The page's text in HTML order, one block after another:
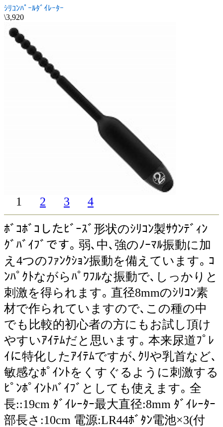
ｼﾘｺﾝﾊﾟｰﾙﾀﾞｲﾚｰﾀｰ
\3,920
1 2 3 4
ﾎﾞｺﾎﾞｺしたﾋﾞｰｽﾞ形状のｼﾘｺﾝ製ｻｳﾝﾃﾞｨﾝ
ｸﾞﾊﾞｲﾌﾞです｡ 弱､中､強のﾉｰﾏﾙ振動に加
え4つのﾌｧﾝｸｼｮﾝ振動を備えています｡ ｺ
ﾝﾊﾟｸﾄながらﾊﾟﾜﾌﾙな振動で､しっかりと
刺激を得られます｡ 直径8mmのｼﾘｺﾝ素
材で作られていますので､この種の中
でも比較的初心者の方にもお試し頂け
やすいｱｲﾃﾑだと思います｡ 本来尿道ﾌﾟﾚ
ｲに特化したｱｲﾃﾑですが､ｸﾘや乳首など､
敏感なﾎﾟｲﾝﾄをくすぐるように刺激する
ﾋﾟﾝﾎﾟｲﾝﾄﾊﾞｲﾌﾞとしても使えます｡ 全
長::19cm ﾀﾞｲﾚｰﾀｰ最大直径:8mm ﾀﾞｲﾚｰﾀｰ
部長さ:10cm 電源:LR44ﾎﾞﾀﾝ電池×3(付